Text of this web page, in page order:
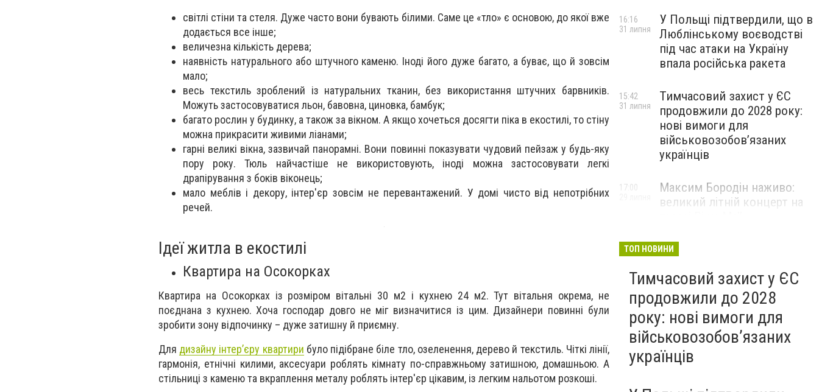
світлі стіни та стеля. Дуже часто вони бувають білими. Саме це «тло» є основою, до якої вже
додається все інше;
величезна кількість дерева;
наявність натурального або штучного каменю. Іноді його дуже багато, а буває, що й зовсім
мало;
весь текстиль зроблений із натуральних тканин, без використання штучних барвників.
Можуть застосовуватися льон, бавовна, циновка, бамбук;
багато рослин у будинку, а також за вікном. А якщо хочеться досягти піка в екостилі, то стіну
можна прикрасити живими ліанами;
гарні великі вікна, зазвичай панорамні. Вони повинні показувати чудовий пейзаж у будь-яку
пору року. Тюль найчастіше не використовують, іноді можна застосовувати легкі
драпірування з боків віконець;
мало меблів і декору, інтер'єр зовсім не перевантажений. У домі чисто від непотрібних
речей.
Ідеї житла в екостилі
Квартира на Осокорках
Квартира на Осокорках із розміром вітальні 30 м2 і кухнею 24 м2. Тут вітальня окрема, не
поєднана з кухнею. Хоча господар довго не міг визначитися із цим. Дизайнери повинні були
зробити зону відпочинку – дуже затишну й приємну.
Для дизайну інтер’єру квартири було підібране біле тло, озеленення, дерево й текстиль. Чіткі лінії,
гармонія, етнічні килими, аксесуари роблять кімнату по-справжньому затишною, домашньою. А
стільниці з каменю та вкраплення металу роблять інтер'єр цікавим, із легким нальотом розкоші.
У Польщі підтвердили, що в
Люблінському воєводстві
під час атаки на Україну
впала російська ракета
16:16
31 липня
Тимчасовий захист у ЄС
продовжили до 2028 року:
нові вимоги для
військовозобов’язаних
українців
15:42
31 липня
Максим Бородін наживо:
великий літній концерт на
17:00
ТОП НОВИНИ
Тимчасовий захист у ЄС
продовжили до 2028
року: нові вимоги для
військовозобов’язаних
українців